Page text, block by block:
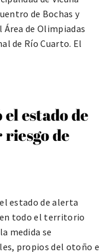
de Bochas y
de Olimpiadas
de Río Cuarto. El
estado de
de
estado de alerta
todo el territorio
medida se
propios del otoño e